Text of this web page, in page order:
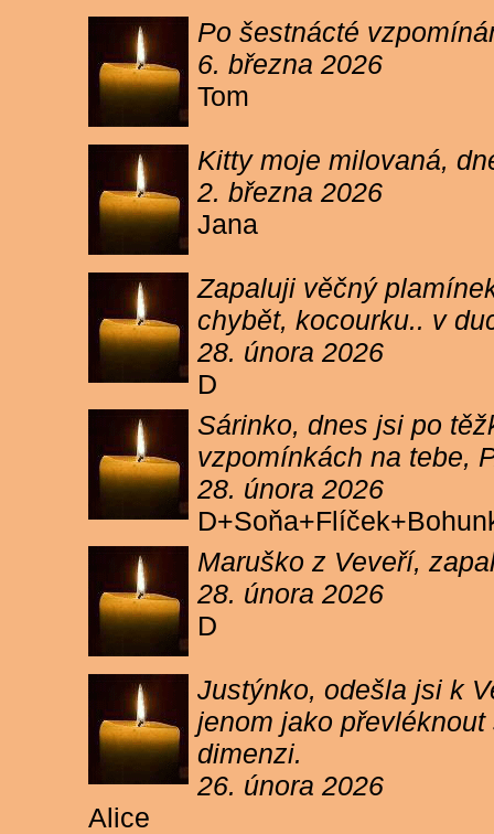
Po šestnácté
6. března 2026
Tom
Kitty moje milovaná,
2. března 2026
Jana
Zapaluji věčný
chybět, kocourku.. v
28. února 2026
D
Sárinko, dnes jsi po
vzpomínkách na tebe,
28. února 2026
Maruško z Veveří,
28. února 2026
D
Justýnko, odešla jsi k
jenom jako
dimenzi.
26. února 2026
Alice